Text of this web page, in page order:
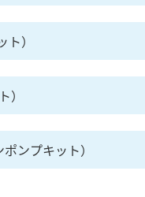
）
ンプキット）